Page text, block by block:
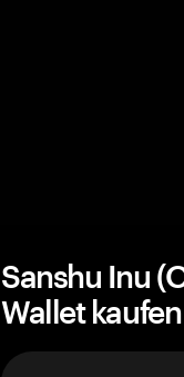
Sanshu Inu
Wallet